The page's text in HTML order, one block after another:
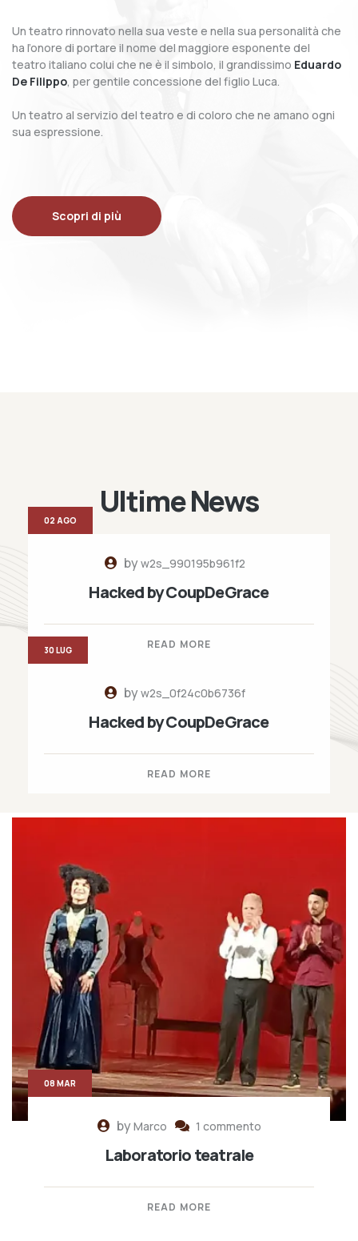
Un teatro rinnovato nella sua veste e nella sua personalità che
ha l’onore di portare il nome del maggiore esponente del
teatro italiano colui che ne è il simbolo, il grandissimo Eduardo
De Filippo, per gentile concessione del figlio Luca.
Un teatro al servizio del teatro e di coloro che ne amano ogni
sua espressione.
Scopri di più
Ultime News
byw2s_990195b961f2
Hacked by CoupDeGrace
READ MORE
02 AGO
byw2s_0f24c0b6736f
Hacked by CoupDeGrace
READ MORE
30 LUG
byMarco 1 commento
Laboratorio teatrale
READ MORE
08 MAR